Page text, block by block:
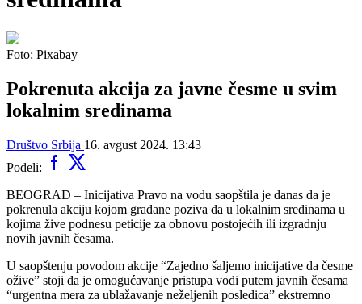
Foto: Pixabay
Pokrenuta akcija za javne česme u svim
lokalnim sredinama
Društvo Srbija 16. avgust 2024. 13:43
Podeli:
BEOGRAD – Inicijativa Pravo na vodu saopštila je danas da je
pokrenula akciju kojom građane poziva da u lokalnim sredinama u
kojima žive podnesu peticije za obnovu postojećih ili izgradnju
novih javnih česama.
U saopštenju povodom akcije “Zajedno šaljemo inicijative da česme
ožive” stoji da je omogućavanje pristupa vodi putem javnih česama
“urgentna mera za ublažavanje neželjenih posledica” ekstremno